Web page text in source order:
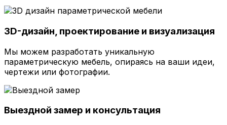
3D-дизайн, проектирование и визуализация
Мы можем разработать уникальную
параметрическую мебель, опираясь на ваши идеи,
чертежи или фотографии.
Выездной замер и консультация